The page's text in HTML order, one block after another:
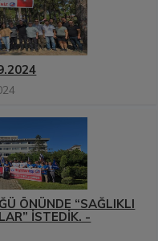
ÖNÜNDE “SAĞLIKLI
İSTEDİK. -